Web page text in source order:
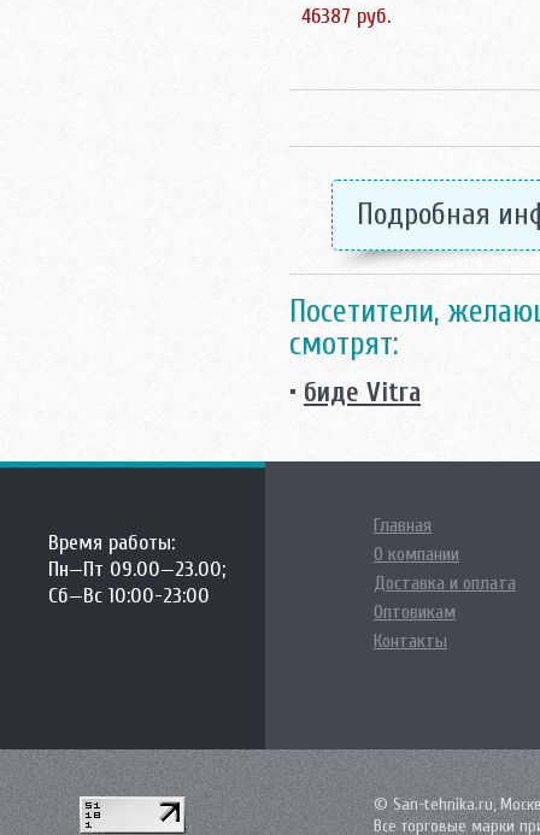
46387 руб.
Подробная
Посетители,
смотрят:
• биде Vitra
Время работы:
Пн—Пт 09.00—23.00;
Сб—Вс 10:00-23:00
Главная
О компании
Доставка и оплата
Оптовикам
Контакты
© San-tehnika.ru,
Все торговые марки